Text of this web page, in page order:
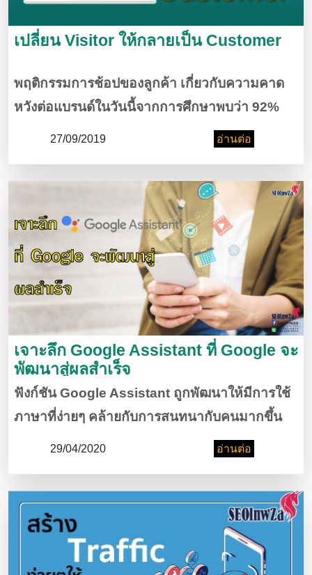
เปลี่ยน Visitor ให้กลายเป็น Customer
พฤติกรรมการช้อปของลูกค้า เกี่ยวกับความคาด
หวังต่อแบรนด์ในวันนี้จากการศึกษาพบว่า 92%
ของลูกค้าที่เข้ามาที่เว็บของร้านค้าครั้งแรกกลับ
ละเอียดกันได้ที่บทความนี้
27/09/2019 อ่านต่อ
เจาะลึก Google Assistant ที่ Google จะ
พัฒนาสู่ผลสำเร็จ
ฟังก์ชัน Google Assistant ถูกพัฒนาให้มีการใช้
ภาษาที่ง่ายๆ คล้ายกับการสนทนากับคนมากขึ้น
ต่อไปนี้ผู้ใช้สามารถคุยกับมันด้วยรูปแบบคำถามที่
สำคัญ ของ google นั้นจะพัฒนาย
29/04/2020 อ่านต่อ